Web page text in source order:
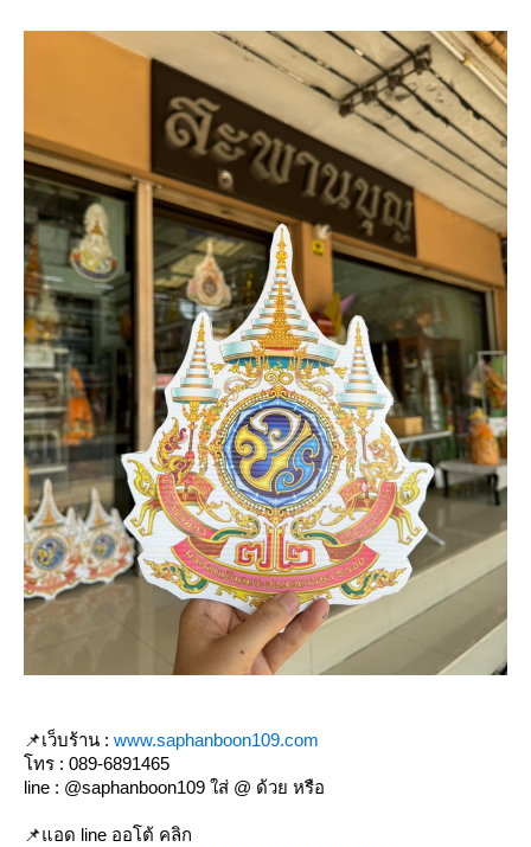
📌เว็บร้าน : www.saphanboon109.com
ทร : 089-6891465
line : @saphanboon109 ใส่ @ ด้วย หรือ
📌แอด line ออโต้ คลิก